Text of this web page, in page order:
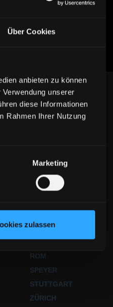
Über Cookies
anbieten zu können
unserer
diese Informationen
Rahmen Ihrer Nutzung
Marketing
zulassen
SUCHE
FRANKFURT
LONDON
MÜNCHEN
ROM
SPEYER
STUTTGART
ZÜRICH